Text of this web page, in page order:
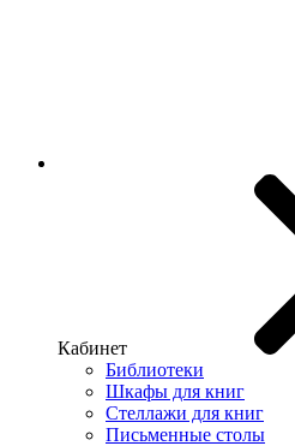
Кабинет
Библиотеки
Шкафы для книг
Стеллажи для книг
Письменные столы